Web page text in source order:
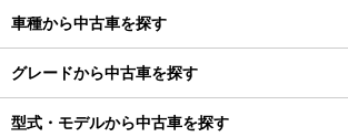
車種から中古車を探す
グレードから中古車を探す
型式・モデルから中古車を探す